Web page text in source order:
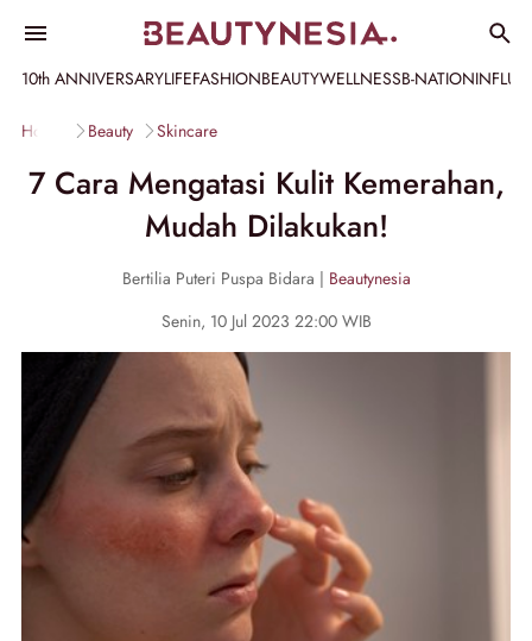
10th ANNIVERSARYLIFEFASHIONBEAUTYWELLNESSB-NATION
Home Beauty Skincare
7 Cara Mengatasi Kulit Kemerahan,
Mudah Dilakukan!
Bertilia Puteri Puspa Bidara | Beautynesia
Senin, 10 Jul 2023 22:00 WIB